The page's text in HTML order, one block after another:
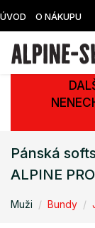
ÚVOD O NÁKUPU
Pánská
ALPINE PRO
Muži Bundy